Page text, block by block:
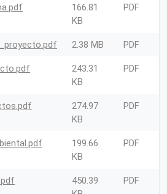
166.81
KB
PDF
2.38 MB PDF
243.31
KB
PDF
274.97
KB
PDF
199.66
KB
PDF
450.39
PDF